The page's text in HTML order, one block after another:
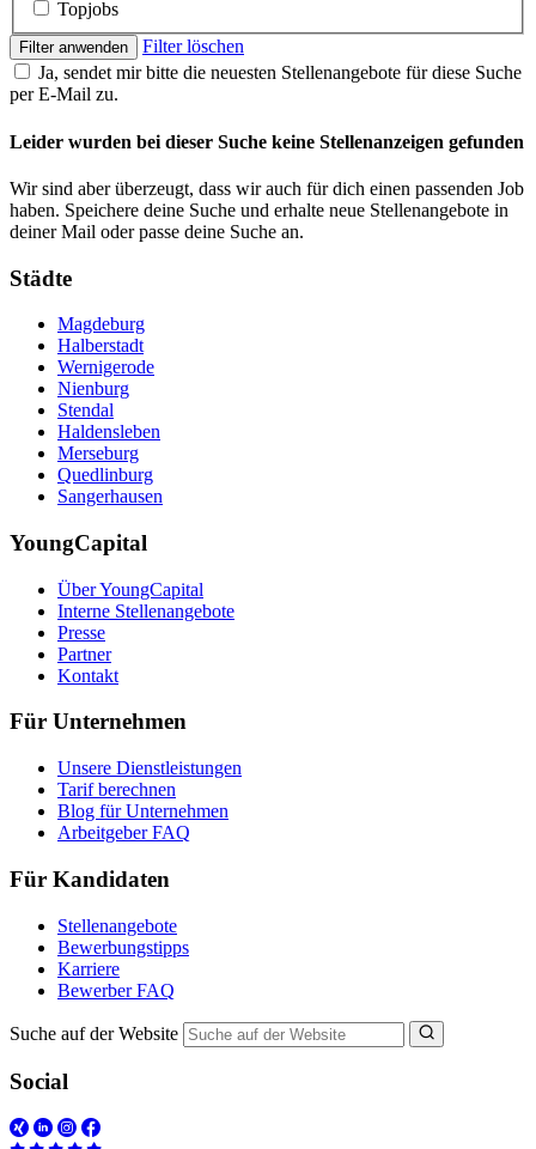
Topjobs
Filter anwenden
Filter löschen
Ja, sendet mir bitte die neuesten Stellenangebote für diese Suche
per E-Mail zu.
Leider wurden bei dieser Suche keine Stellenanzeigen gefunden
Wir sind aber überzeugt, dass wir auch für dich einen passenden Job
haben. Speichere deine Suche und erhalte neue Stellenangebote in
deiner Mail oder passe deine Suche an.
Städte
Magdeburg
Halberstadt
Wernigerode
Nienburg
Stendal
Haldensleben
Merseburg
Quedlinburg
Sangerhausen
YoungCapital
Über YoungCapital
Interne Stellenangebote
Presse
Partner
Kontakt
Für Unternehmen
Unsere Dienstleistungen
Tarif berechnen
Blog für Unternehmen
Arbeitgeber FAQ
Für Kandidaten
Stellenangebote
Bewerbungstipps
Karriere
Bewerber FAQ
Suche auf der Website
Social